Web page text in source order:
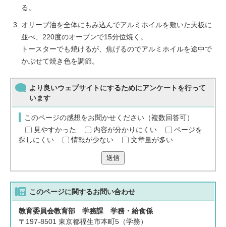
る。
オリーブ油を全体にもみ込んでアルミホイルを敷いた天板に
並べ、220度のオーブンで15分位焼く。
トースターでも焼けるが、焦げるのでアルミホイルを途中で
かぶせて焼き色を調節。
より良いウェブサイトにするためにアンケートを行って
います
このページの感想をお聞かせください（複数回答可）
見やすかった
内容が分かりにくい
ページを
探しにくい
情報が少ない 文章量が多い
送信
このページに関するお問い合わせ
教育委員会教育部 学務課 学務・給食係
〒197-8501 東京都福生市本町5（学務）